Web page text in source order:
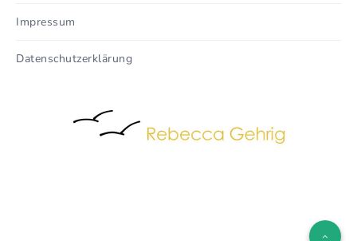
Impressum
Datenschutzerklärung